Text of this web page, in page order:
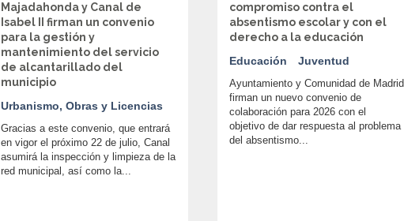
Majadahonda y Canal de
Isabel II firman un convenio
para la gestión y
mantenimiento del servicio
de alcantarillado del
municipio
Urbanismo, Obras y Licencias
Gracias a este convenio, que entrará
en vigor el próximo 22 de julio, Canal
asumirá la inspección y limpieza de la
red municipal, así como la...
compromiso contra el
absentismo escolar y con el
derecho a la educación
Educación
Juventud
Ayuntamiento y Comunidad de Madrid
firman un nuevo convenio de
colaboración para 2026 con el
objetivo de dar respuesta al problema
del absentismo...